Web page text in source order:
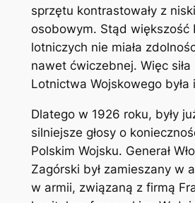
sprzętu kontrastowały z
osobowym. Stąd większość
lotniczych nie miała
nawet ćwiczebnej. Więc siła
Lotnictwa Wojskowego była
Dlatego w 1926 roku, były
silniejsze głosy o
Polskim Wojsku. Generał
Zagórski był zamieszany w
w armii, związaną z firmą